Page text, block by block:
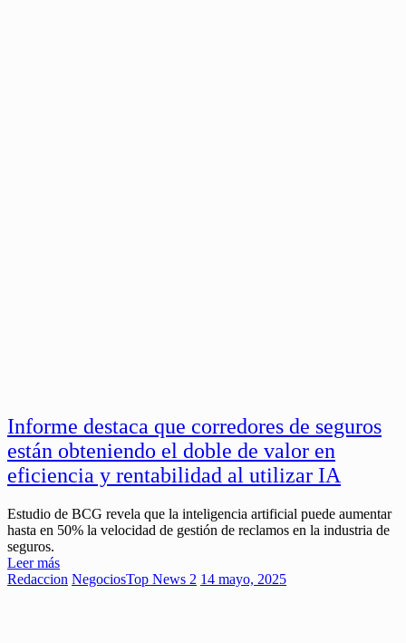
Informe destaca que corredores de seguros
están obteniendo el doble de valor en
eficiencia y rentabilidad al utilizar IA
Estudio de BCG revela que la inteligencia artificial puede aumentar
hasta en 50% la velocidad de gestión de reclamos en la industria de
seguros.
Leer más
Redaccion NegociosTop News 2 14 mayo, 2025